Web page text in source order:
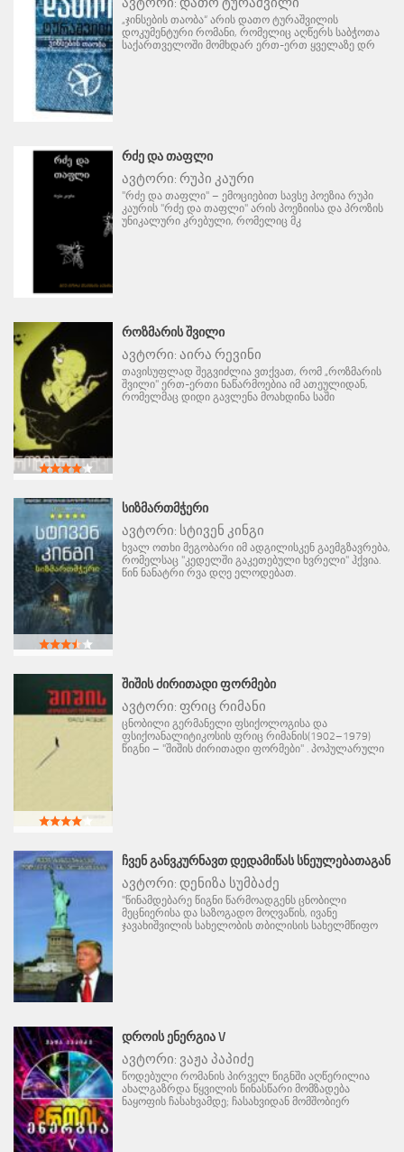
„ჯინსების თაობა“ არის დათო ტურაშვილის
დოკუმენტური რომანი, რომელიც აღწერს საბჭოთა
საქართველოში მომხდარ ერთ-ერთ ყველაზე დრ
ᲠᲫᲔ ᲓᲐ ᲗᲐᲤᲚᲘ
ავტორი: რუპი კაური
"რძე და თაფლი" – ემოციებით სავსე პოეზია რუპი
კაურის "რძე და თაფლი" არის პოეზიისა და პროზის
უნიკალური კრებული, რომელიც მკ
ᲠᲝᲖᲛᲐᲠᲘᲡ ᲨᲕᲘᲚᲘ
ავტორი: აირა რევინი
თავისუფლად შეგვიძლია ვთქვათ, რომ „როზმარის
შვილი" ერთ-ერთი ნაწარმოებია იმ ათეულიდან,
რომელმაც დიდი გავლენა მოახდინა საში
ᲡᲘᲖᲛᲐᲠᲗᲛᲭᲔᲠᲘ
ავტორი: სტივენ კინგი
ხვალ ოთხი მეგობარი იმ ადგილისკენ გაემგზავრება,
რომელსაც "კედელში გაკეთებული ხვრელი" ჰქვია.
წინ ნანატრი რვა დღე ელოდებათ.
ᲨᲘᲨᲘᲡ ᲫᲘᲠᲘᲗᲐᲓᲘ ᲤᲝᲠᲛᲔᲑᲘ
ავტორი: ფრიც რიმანი
ცნობილი გერმანელი ფსიქოლოგისა და
ფსიქოანალიტიკოსის ფრიც რიმანის(1902–1979)
წიგნი – "შიშის ძირითადი ფორმები" . პოპულარული
ᲩᲕᲔᲜ ᲒᲐᲜᲕᲙᲣᲠᲜᲐᲕᲗ ᲓᲔᲓᲐᲛᲘᲬᲐᲡ ᲡᲜᲔᲣᲚᲔᲑᲐᲗᲐᲒᲐᲜ
ავტორი: დენიზა სუმბაძე
"წინამდებარე წიგნი წარმოადგენს ცნობილი
მეცნიერისა და საზოგადო მოღვაწის, ივანე
ჯავახიშვილის სახელობის თბილისის სახელმწიფო
ᲓᲠᲝᲘᲡ ᲔᲜᲔᲠᲒᲘᲐ V
ავტორი: ვაჟა პაპიძე
წოდებული რომანის პირველ წიგნში აღწერილია
ახალგაზრდა წყვილის წინასწარი მომზადება
ნაყოფის ჩასახვამდე; ჩასახვიდან მომშობიერ